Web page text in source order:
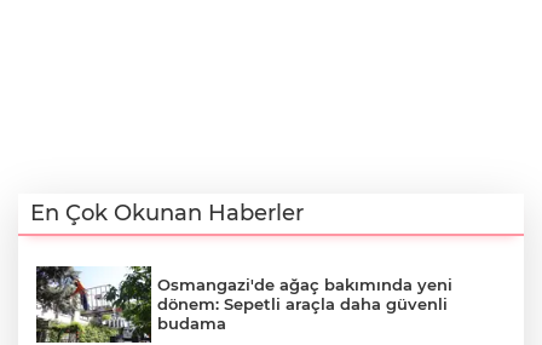
En Çok Okunan Haberler
Osmangazi'de ağaç bakımında yeni
dönem: Sepetli araçla daha güvenli
budama